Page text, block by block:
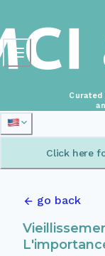
Curated
Click here
go back